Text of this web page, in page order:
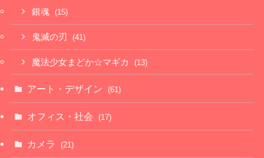
銀魂 (15)
鬼滅の刃 (41)
魔法少女まどか☆マギカ (13)
アート・デザイン (61)
オフィス・社会 (17)
カメラ (21)